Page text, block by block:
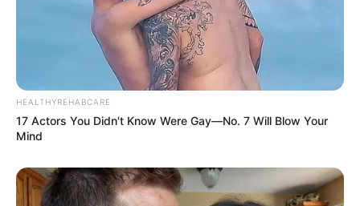
HEALTHYREHABCARE
17 Actors You Didn't Know Were Gay—No. 7 Will Blow Your
Mind